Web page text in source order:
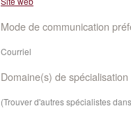
Mode de communication
Courriel
Domaine(s) de spécialisation
(Trouver d'autres spécialistes